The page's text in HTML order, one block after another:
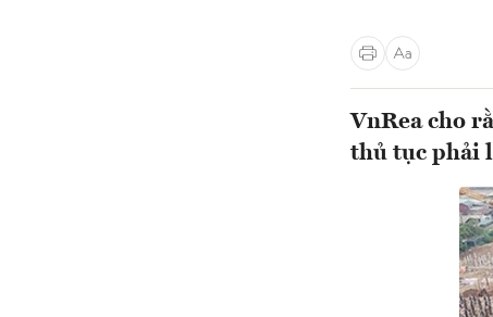
VnRea cho
thủ tục phải